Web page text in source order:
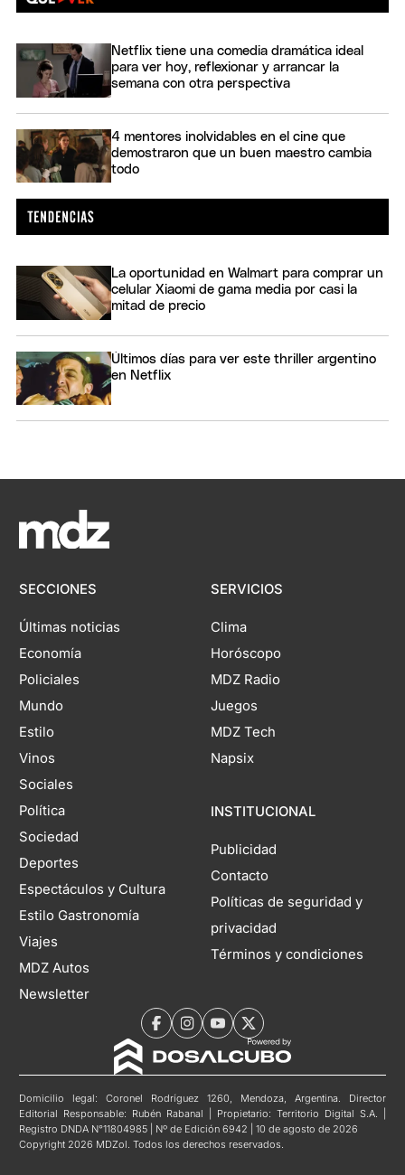
Netflix tiene una comedia dramática ideal
para ver hoy, reflexionar y arrancar la
semana con otra perspectiva
4 mentores inolvidables en el cine que
demostraron que un buen maestro cambia
todo
La oportunidad en Walmart para comprar un
celular Xiaomi de gama media por casi la
mitad de precio
Últimos días para ver este thriller argentino
en Netflix
SECCIONES
Últimas noticias
Economía
Policiales
Mundo
Estilo
Vinos
Sociales
Política
Sociedad
Deportes
Espectáculos y Cultura
Estilo Gastronomía
Viajes
MDZ Autos
Newsletter
SERVICIOS
Clima
Horóscopo
MDZ Radio
Juegos
MDZ Tech
Napsix
INSTITUCIONAL
Publicidad
Contacto
Políticas de seguridad y
privacidad
Términos y condiciones
Domicilio legal: Coronel Rodríguez 1260, Mendoza, Argentina. Director
Editorial Responsable: Rubén Rabanal | Propietario: Territorio Digital S.A. |
Registro DNDA N°11804985 | Nº de Edición 6942 | 10 de agosto de 2026
Copyright 2026 MDZol. Todos los derechos reservados.